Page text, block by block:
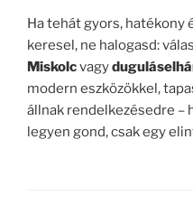
Ha tehát gyors, hatékony
keresel, ne halogasd:
Miskolcvagy
modern eszközökkel,
állnak rendelkezésedre –
legyen gond, csak egy